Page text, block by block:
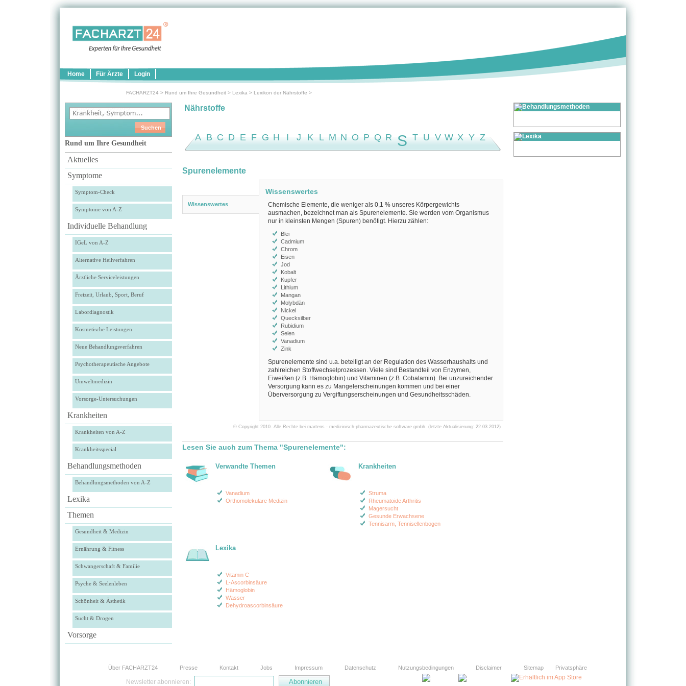
Home Für Ärzte Login
FACHARZT24 > Rund um Ihre Gesundheit> Lexika > Lexikon der Nährstoffe >
Rund um Ihre Gesundheit
Aktuelles
Symptome
Symptom-Check
Symptome von A-Z
Individuelle Behandlung
IGeL von A-Z
Alternative Heilverfahren
Ärztliche Serviceleistungen
Freizeit, Urlaub, Sport, Beruf
Labordiagnostik
Kosmetische Leistungen
Neue Behandlungsverfahren
Psychotherapeutische Angebote
Umweltmedizin
Vorsorge-Untersuchungen
Krankheiten
Krankheiten von A-Z
Krankheitsspecial
Behandlungsmethoden
Behandlungsmethoden von A-Z
Lexika
Themen
Gesundheit & Medizin
Ernährung & Fitness
Schwangerschaft & Familie
Psyche & Seelenleben
Schönheit & Ästhetik
Sucht & Drogen
Vorsorge
Nährstoffe
A B C D E F G H I J K L M N O P Q R S T U V W X Y Z
Spurenelemente
Wissenswertes
Wissenswertes
Chemische Elemente, die weniger als 0,1 % unseres Körpergewichts
ausmachen, bezeichnet man als Spurenelemente. Sie werden vom Organismus
nur in kleinsten Mengen (Spuren) benötigt. Hierzu zählen:
Blei
Cadmium
Chrom
Eisen
Jod
Kobalt
Kupfer
Lithium
Mangan
Molybdän
Nickel
Quecksilber
Rubidium
Selen
Vanadium
Zink
Spurenelemente sind u.a. beteiligt an der Regulation des Wasserhaushalts und
zahlreichen Stoffwechselprozessen. Viele sind Bestandteil von Enzymen,
Eiweißen (z.B. Hämoglobin) und Vitaminen (z.B. Cobalamin). Bei unzureichender
Versorgung kann es zu Mangelerscheinungen kommen und bei einer
Überversorgung zu Vergiftungserscheinungen und Gesundheitsschäden.
© Copyright 2010. Alle Rechte bei martens - medizinisch-pharmazeutische software gmbh. (letzte Aktualisierung: 22.03.2012)
Lesen Sie auch zum Thema "Spurenelemente":
Verwandte Themen
Vanadium
Orthomolekulare Medizin
Krankheiten
Struma
Rheumatoide Arthritis
Magersucht
Gesunde Erwachsene
Tennisarm, Tennisellenbogen
Lexika
Vitamin C
L-Ascorbinsäure
Hämoglobin
Wasser
Dehydroascorbinsäure
Über FACHARZT24 Presse Kontakt Jobs Impressum Datenschutz Nutzungsbedingungen Disclaimer Sitemap Privatsphäre
Newsletter abonnieren: